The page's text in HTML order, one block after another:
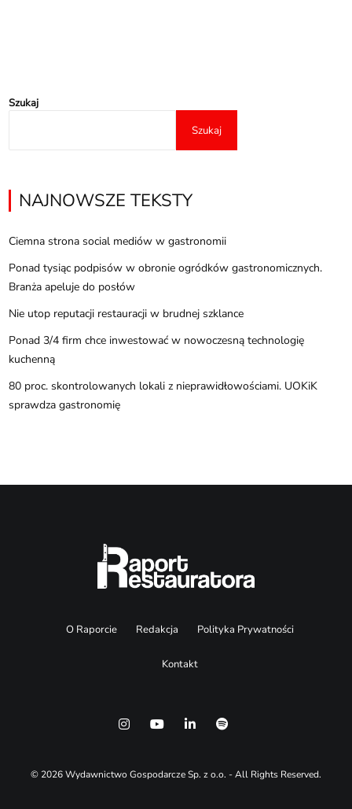
Szukaj
Szukaj
NAJNOWSZE TEKSTY
Ciemna strona social mediów w gastronomii
Ponad tysiąc podpisów w obronie ogródków gastronomicznych.
Branża apeluje do posłów
Nie utop reputacji restauracji w brudnej szklance
Ponad 3/4 firm chce inwestować w nowoczesną technologię
kuchenną
80 proc. skontrolowanych lokali z nieprawidłowościami. UOKiK
sprawdza gastronomię
O Raporcie Redakcja Polityka Prywatności
Kontakt
© 2026 Wydawnictwo Gospodarcze Sp. z o.o. - All Rights Reserved.